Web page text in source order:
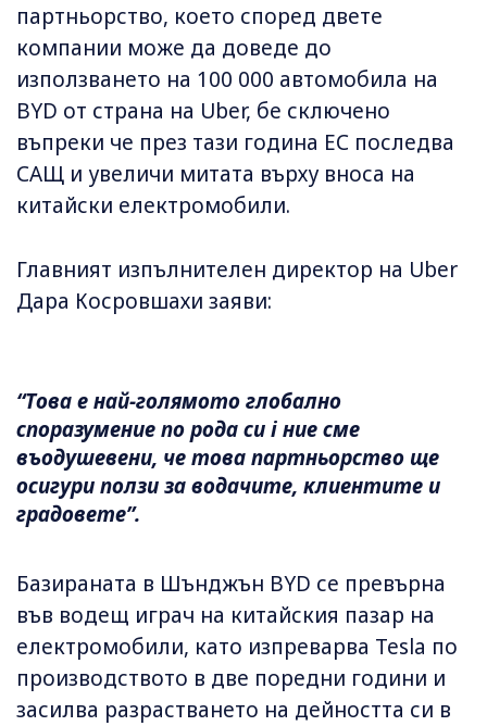
партньорство, което според двете
компании може да доведе до
използването на 100 000 автомобила на
BYD от страна на Uber, бе сключено
въпреки че през тази година ЕС последва
САЩ и увеличи митата върху вноса на
китайски електромобили.
Главният изпълнителен директор на Uber
Дара Косровшахи заяви:
“Tова е най-голямото глобално
споразумение по рода си i ние сме
въодушевени, че това партньорство ще
осигури ползи за водачите, клиентите и
градовете”.
Базираната в Шънджън BYD се превърна
във водещ играч на китайския пазар на
електромобили, като изпреварва Tesla по
производството в две поредни години и
засилва разрастването на дейността си в